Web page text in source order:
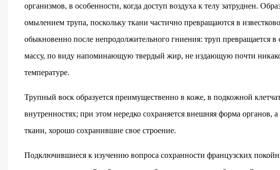
организмов, в особенности, когда доступ воздуха к телу затруднен.
омылением трупа, поскольку ткани частично превращаются в
обыкновенно после непродолжительного гниения: труп превращается
массу, по виду напоминающую твердый жир, не издающую почти
температуре.
Трупный воск образуется преимущественно в коже, в подкожной
внутренностях; при этом нередко сохраняется внешняя форма
ткани, хорошо сохранившие свое строение.
Подключившиеся к изучению вопроса сохранности французских